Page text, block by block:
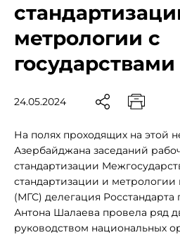
метрологии с
24.05.2024
На полях проходящих на этой
Азербайджана заседаний
стандартизации
стандартизации и
(МГС) делегация Росстандарта
Антона Шалаева провела ряд
руководством национальных